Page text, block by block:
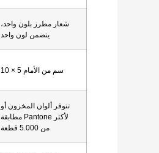
شعار مطرز بلون واحد،
يتضمن لون واحد
10 × 5 سم من الأمام
تتوفر ألوان المخزون أو
مطابقة Pantone لأكثر
من 5.000 قطعة